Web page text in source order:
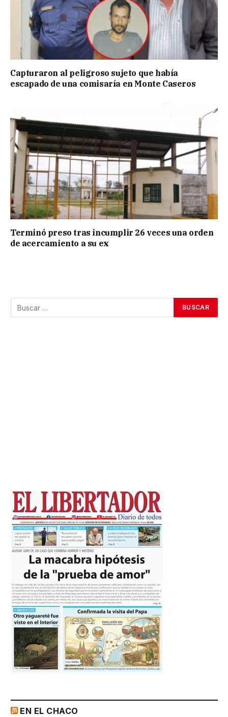
Capturaron al peligroso sujeto que había
escapado de una comisaría en Monte Caseros
Terminó preso tras incumplir 26 veces una orden
de acercamiento a su ex
EN EL CHACO